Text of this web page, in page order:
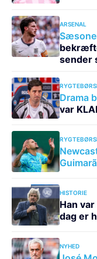
ARSENAL
sender
Drama
var
HISTORIE
Han
dag er
NYHED